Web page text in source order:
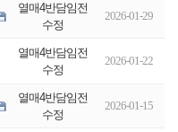
열매4반담임전
수정
2026-01-29
열매4반담임전
수정
2026-01-22
열매4반담임전
수정
2026-01-15